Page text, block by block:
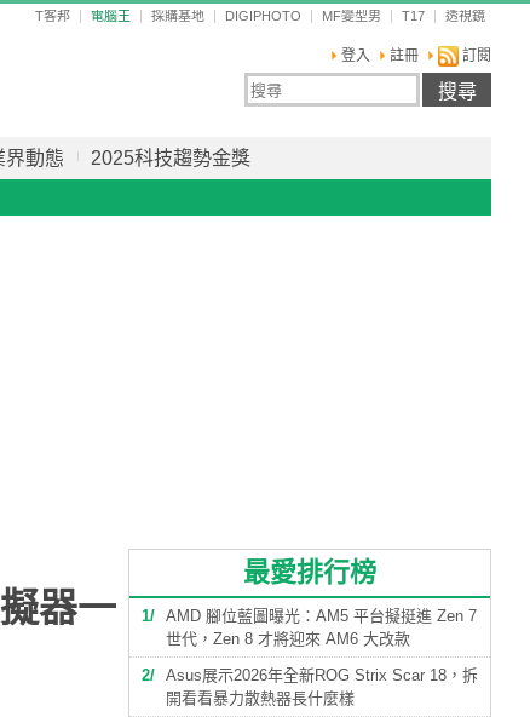
T客邦 電腦王 採購基地 DIGIPHOTO MF變型男 T17 透視鏡
登入 註冊 訂閱
界動態 2025科技趨勢金獎
器一
最愛排行榜
1
AMD 腳位藍圖曝光：AM5 平台擬挺進 Zen 7
世代，Zen 8 才將迎來 AM6 大改款
2
Asus展示2026年全新ROG Strix Scar 18，拆
開看看暴力散熱器長什麼樣